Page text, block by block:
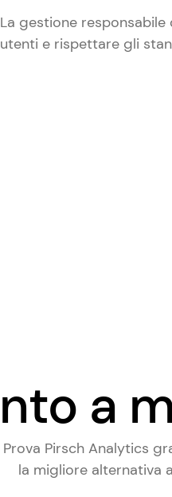
La gestione
utenti e rispettare gli
a
Prova Pirsch Analytics
la migliore alternativa